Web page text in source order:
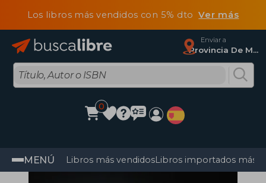
Los libros más vendidos con 5% dtoVer más
Enviar a
Provincia De Madrid
0
MENÚ Libros más vendidosLibros importados más